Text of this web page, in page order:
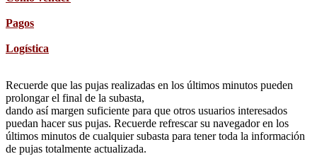
Pagos
Logística
Recuerde que las pujas realizadas en los últimos minutos pueden
prolongar el final de la subasta,
dando así margen suficiente para que otros usuarios interesados
puedan hacer sus pujas. Recuerde refrescar su navegador en los
últimos minutos de cualquier subasta para tener toda la información
de pujas totalmente actualizada.